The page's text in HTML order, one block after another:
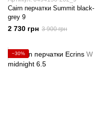
Cairn перчатки Summit black-
grey 9
2 730 грн 3 900 грн
−30%